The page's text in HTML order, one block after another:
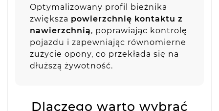
Optymalizowany profil bieżnika
zwiększa powierzchnię kontaktu z
nawierzchnią, poprawiając kontrolę
pojazdu i zapewniając równomierne
zużycie opony, co przekłada się na
dłuższą żywotność.
Dlaczego warto wybrać